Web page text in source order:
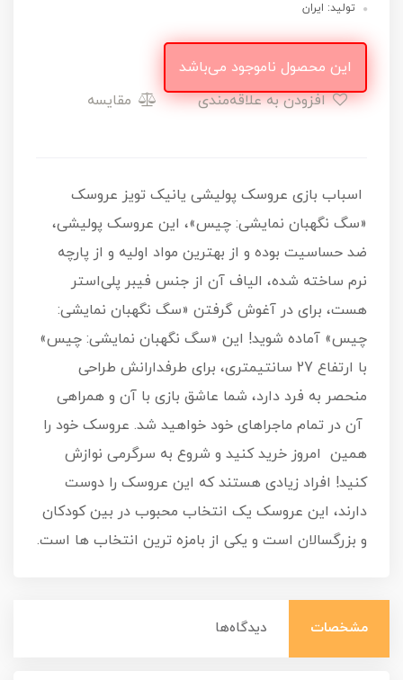
تولید: ایران
این محصول ناموجود می‌باشد
افزودن به علاقه‌مندی
مقایسه
اسباب بازی عروسک پولیشی یانیک تویز عروسک
«سگ نگهبان نمایشی: چیس»، این عروسک‌ پولیشی،
ضد حساسیت بوده و از بهترین مواد اولیه و از پارچه
نرم ساخته شده، الیاف آن از جنس فیبر پلی‌استر
هست، برای در آغوش گرفتن «سگ نگهبان نمایشی:
چیس» آماده شوید! این «سگ نگهبان نمایشی: چیس»
با ارتفاع 27 سانتیمتری، برای طرفدارانش طراحی
منحصر به فرد دارد، شما عاشق بازی با آن و همراهی
آن در تمام ماجراهای خود خواهید شد. عروسک خود را
همین امروز خرید کنید و شروع به سرگرمی نوازش
کنید! افراد زیادی هستند که این عروسک را دوست
دارند، این عروسک یک انتخاب محبوب در بین کودکان
و بزرگسالان است و یکی از بامزه ترین انتخاب ها است.
مشخصات دیدگاه‌ها